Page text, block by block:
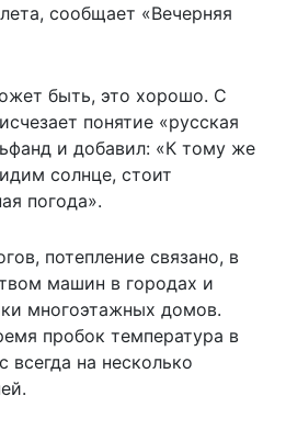
сообщает «Вечерняя
быть, это хорошо. С
понятие «русская
и добавил: «К тому же
солнце, стоит
погода».
потепление связано, в
машин в городах и
многоэтажных домов.
пробок температура в
всегда на несколько